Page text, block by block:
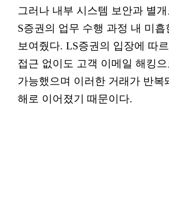
그러나 내부 시스템 보안과 별
S증권의 업무 수행 과정 내 미
보여줬다. LS증권의 입장에 따
접근 없이도 고객 이메일 해킹으
가능했으며 이러한 거래가 반복
해로 이어졌기 때문이다.